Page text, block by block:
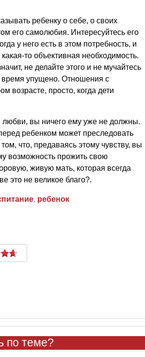
ребенку о себе, о своих
его самолюбия. Интересуйтесь его
у него есть в этом потребность, и
то объективная необходимость.
не делайте этого и не мучайтесь
время упущено. Отношения с
возрасте, просто, когда дети
любви, вы ничего ему уже не должны.
ребенком может преследовать
что, предаваясь этому чувству, вы
возможность прожить свою
живую мать, которая всегда
это не великое благо?.
, ребенок
по теме?